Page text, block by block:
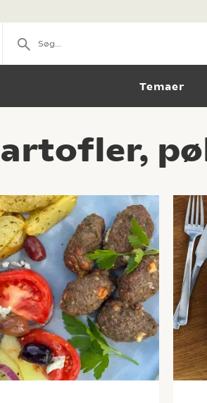
Temaer